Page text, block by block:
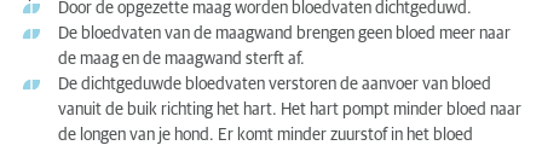
Door de opgezette maag worden bloedvaten dichtgeduwd.
De bloedvaten van de maagwand brengen geen bloed meer naar
de maag en de maagwand sterft af.
De dichtgeduwde bloedvaten verstoren de aanvoer van bloed
vanuit de buik richting het hart. Het hart pompt minder bloed naar
de longen van je hond. Er komt minder zuurstof in het bloed